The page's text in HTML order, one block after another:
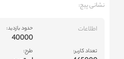
نشانی پیج:
اطلاعات
تعداد کاربر:
حدود بازدید:
40000
طرح: